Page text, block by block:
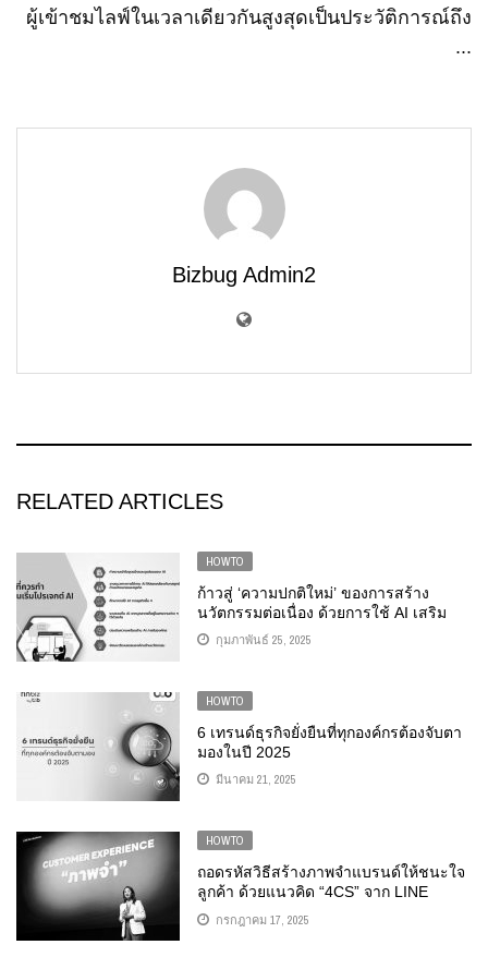
ผู้เข้าชมไลฟ์ในเวลาเดียวกันสูงสุดเป็นประวัติการณ์ถึง
...
Bizbug Admin2
RELATED ARTICLES
HOWTO
ก้าวสู่ ‘ความปกติใหม่’ ของการสร้าง
นวัตกรรมต่อเนื่อง ด้วยการใช้ AI เสริม
การทำงานด้านต่างๆ
กุมภาพันธ์ 25, 2025
HOWTO
6 เทรนด์ธุรกิจยั่งยืนที่ทุกองค์กรต้องจับตา
มองในปี 2025
มีนาคม 21, 2025
HOWTO
ถอดรหัสวิธีสร้างภาพจำแบรนด์ให้ชนะใจ
ลูกค้า ด้วยแนวคิด “4CS” จาก LINE
ประเทศไทย
กรกฎาคม 17, 2025